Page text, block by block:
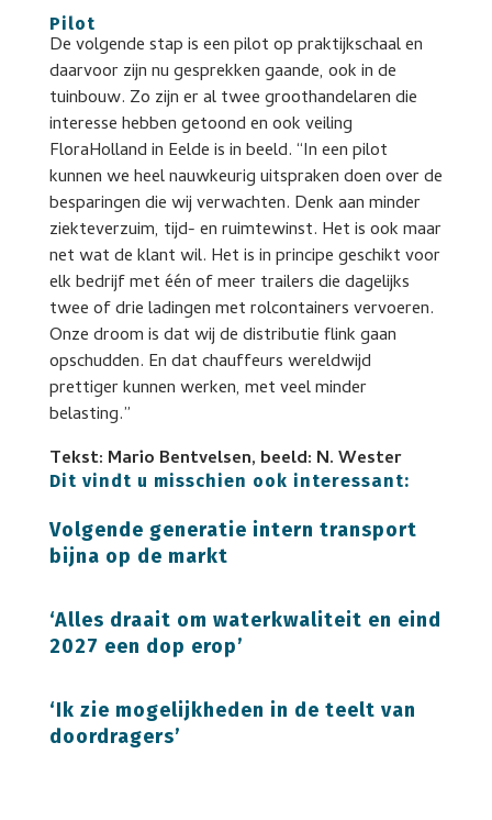
Pilot
De volgende stap is een pilot op praktijkschaal en
daarvoor zijn nu gesprekken gaande, ook in de
tuinbouw. Zo zijn er al twee groothandelaren die
interesse hebben getoond en ook veiling
FloraHolland in Eelde is in beeld. “In een pilot
kunnen we heel nauwkeurig uitspraken doen over de
besparingen die wij verwachten. Denk aan minder
ziekteverzuim, tijd- en ruimtewinst. Het is ook maar
net wat de klant wil. Het is in principe geschikt voor
elk bedrijf met één of meer trailers die dagelijks
twee of drie ladingen met rolcontainers vervoeren.
Onze droom is dat wij de distributie flink gaan
opschudden. En dat chauffeurs wereldwijd
prettiger kunnen werken, met veel minder
belasting.”
Tekst: Mario Bentvelsen, beeld: N. Wester
Dit vindt u misschien ook interessant:
Volgende generatie intern transport
bijna op de markt
‘Alles draait om waterkwaliteit en eind
2027 een dop erop’
‘Ik zie mogelijkheden in de teelt van
doordragers’